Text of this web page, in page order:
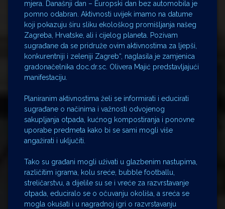
mjera. Današnji dan – Europski dan bez automobila je
pomno odabran. Aktivnosti uvijek imamo na datume
koji pokazuju širu sliku ekološkog promišljanja našeg
Zagreba, Hrvatske, ali i cijelog planeta. Pozivam
sugrađane da se pridruže ovim aktivnostima za ljepši,
konkurentniji i zeleniji Zagreb“, naglasila je zamjenica
gradonačelnika doc.dr.sc. Olivera Majić predstavljajući
manifestaciju.
Planiranim aktivnostima želi se informirati i educirati
sugrađane o načinima i važnosti odvojenog
sakupljanja otpada, kućnog kompostiranja i ponovne
uporabe predmeta kako bi se sami mogli više
angažirati i uključiti.
Tako su građani mogli uživati u glazbenim nastupima,
različitim igrama, kolu sreće, bubble footballu,
streličarstvu, a dijelile su se i vreće za razvrstavanje
otpada, educiralo se o očuvanju okoliša, a sreća se
mogla okušati i u nagradnoj igri o razvrstavanju